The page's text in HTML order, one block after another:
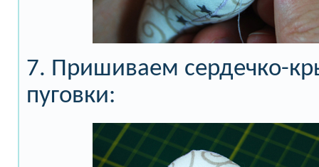
7. Пришиваем сердечко-
пуговки: